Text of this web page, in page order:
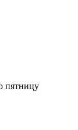
пятницу